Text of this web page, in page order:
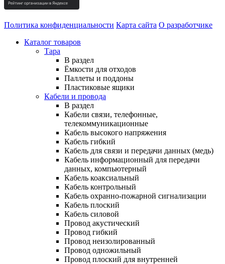
Политика конфиденциальности Карта сайта О разработчике
Каталог товаров
Тара
В раздел
Ёмкости для отходов
Паллеты и поддоны
Пластиковые ящики
Кабели и провода
В раздел
Кабели связи, телефонные,
телекоммуникационные
Кабель высокого напряжения
Кабель гибкий
Кабель для связи и передачи данных (медь)
Кабель информационный для передачи
данных, компьютерный
Кабель коаксиальный
Кабель контрольный
Кабель охранно-пожарной сигнализации
Кабель плоский
Кабель силовой
Провод акустический
Провод гибкий
Провод неизолированный
Провод одножильный
Провод плоский для внутренней